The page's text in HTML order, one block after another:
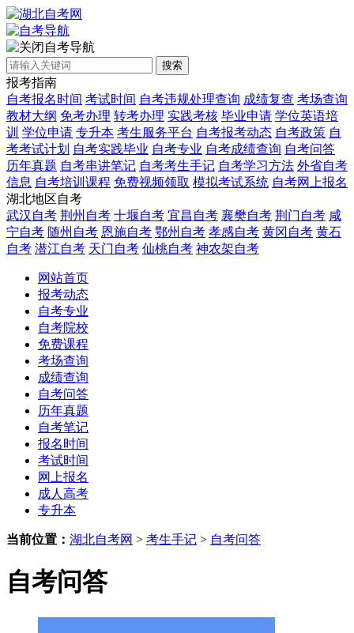
自考导航
搜索
报考指南
自考报名时间 考试时间 自考违规处理查询 成绩复查 考场查询
教材大纲 免考办理 转考办理 实践考核 毕业申请 学位英语培
训 学位申请 专升本 考生服务平台 自考报考动态 自考政策 自
考考试计划 自考实践毕业 自考专业 自考成绩查询 自考问答
历年真题 自考串讲笔记 自考考生手记 自考学习方法 外省自考
信息 自考培训课程 免费视频领取 模拟考试系统 自考网上报名
湖北地区自考
武汉自考 荆州自考 十堰自考 宜昌自考 襄樊自考 荆门自考 咸
宁自考 随州自考 恩施自考 鄂州自考 孝感自考 黄冈自考 黄石
自考 潜江自考 天门自考 仙桃自考 神农架自考
网站首页
报考动态
自考专业
自考院校
免费课程
考场查询
成绩查询
自考问答
历年真题
自考笔记
报名时间
考试时间
网上报名
成人高考
专升本
当前位置： 湖北自考网 > 考生手记 > 自考问答
自考问答